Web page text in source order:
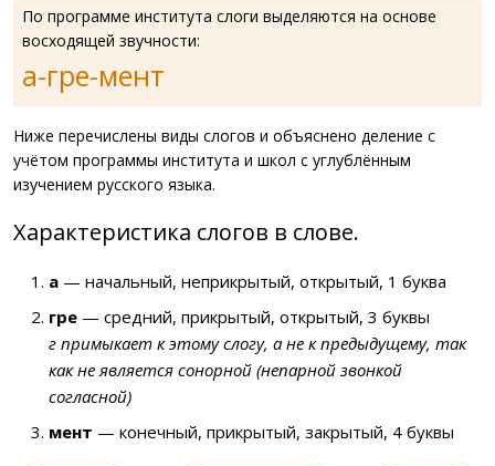
По программе института слоги выделяются на основе
восходящей звучности:
а-гре-мент
Ниже перечислены виды слогов и объяснено деление с
учётом программы института и школ с углублённым
изучением русского языка.
Характеристика слогов в слове.
а — начальный, неприкрытый, открытый, 1 буква
гре — средний, прикрытый, открытый, 3 буквы
г примыкает к этому слогу, а не к предыдущему, так
как не является сонорной (непарной звонкой
согласной)
мент — конечный, прикрытый, закрытый, 4 буквы